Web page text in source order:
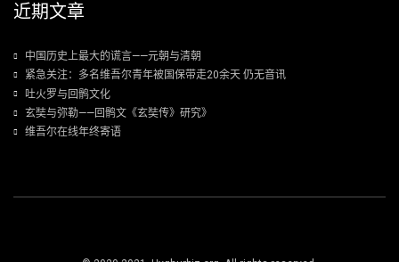
近期文章
中国历史上最大的谎言——元朝与清朝
紧急关注：多名维吾尔青年被国保带走20余天 仍无音讯
吐火罗与回鹘文化
玄奘与弥勒——回鹘文《玄奘传》研究》
维吾尔在线年终寄语